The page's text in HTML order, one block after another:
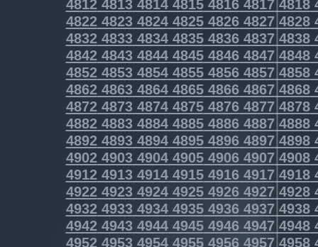
4812481348144815481648174818
4822482348244825482648274828
4832483348344835483648374838
4842484348444845484648474848
4852485348544855485648574858
4862486348644865486648674868
4872487348744875487648774878
4882488348844885488648874888
4892489348944895489648974898
4902490349044905490649074908
4912491349144915491649174918
4922492349244925492649274928
4932493349344935493649374938
4942494349444945494649474948
4952495349544955495649574958